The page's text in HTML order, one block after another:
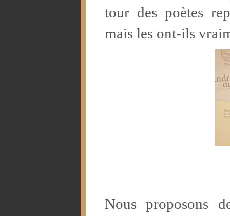
tour des poètes
mais les ont-ils
Nous proposons